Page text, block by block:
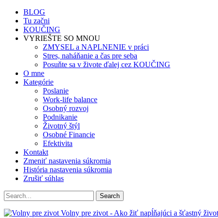
BLOG
Tu začni
KOUČING
VYRIEŠTE SO MNOU
ZMYSEL a NAPLNENIE v práci
Stres, naháňanie a čas pre seba
Posuňte sa v živote ďalej cez KOUČING
O mne
Kategórie
Poslanie
Work-life balance
Osobný rozvoj
Podnikanie
Životný štýl
Osobné Financie
Efektivita
Kontakt
Zmeniť nastavenia súkromia
História nastavenia súkromia
Zrušiť súhlas
Volny pre zivot - Ako žiť napĺňajúci a šťastný